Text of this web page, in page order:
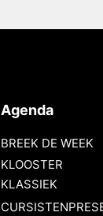
Agenda
BREEK DE WEEK
KLOOSTER
KLASSIEK